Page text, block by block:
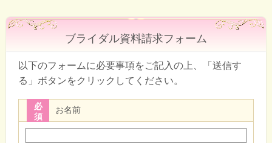
ブライダル資料請求フォーム
以下のフォームに必要事項をご記入の上、「送信す
る」ボタンをクリックしてください。
お名前
必
須